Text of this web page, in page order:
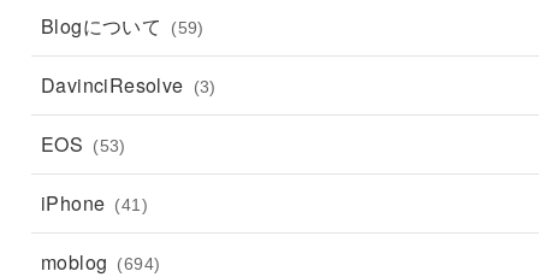
Blogについて (59)
DavinciResolve (3)
EOS (53)
iPhone (41)
moblog (694)